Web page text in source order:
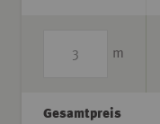
m
Gesamtpreis